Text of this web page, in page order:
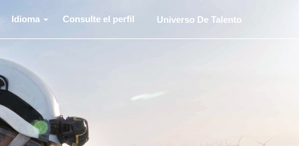
Idioma Consulte el perfil Universo De Talento